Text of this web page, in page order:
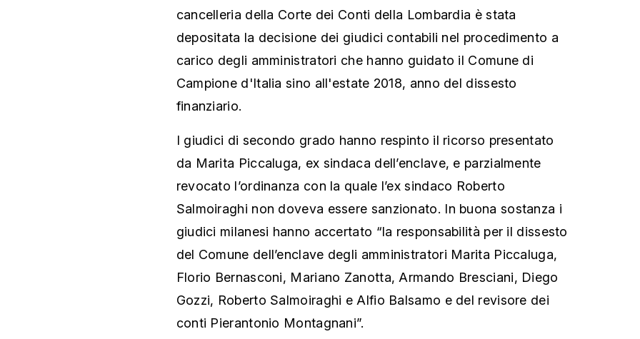
cancelleria della Corte dei Conti della Lombardia è stata
depositata la decisione dei giudici contabili nel procedimento a
carico degli amministratori che hanno guidato il Comune di
Campione d'Italia sino all'estate 2018, anno del dissesto
finanziario.
I giudici di secondo grado hanno respinto il ricorso presentato
da Marita Piccaluga, ex sindaca dell’enclave, e parzialmente
revocato l’ordinanza con la quale l’ex sindaco Roberto
Salmoiraghi non doveva essere sanzionato. In buona sostanza i
giudici milanesi hanno accertato “la responsabilità per il dissesto
del Comune dell’enclave degli amministratori Marita Piccaluga,
Florio Bernasconi, Mariano Zanotta, Armando Bresciani, Diego
Gozzi, Roberto Salmoiraghi e Alfio Balsamo e del revisore dei
conti Pierantonio Montagnani”.